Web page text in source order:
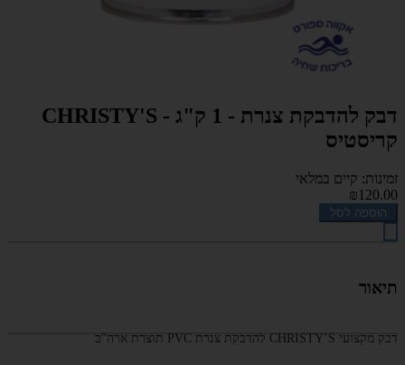
דבק להדבקת צנרת - 1 ק"ג - CHRISTY'S
קריסטיס
זמינות: קיים במלאי
₪120.00
הוספה לסל
תיאור
דבק מקצועי CHRISTY’S להדבקת צנרת PVC תוצרת ארה"ב